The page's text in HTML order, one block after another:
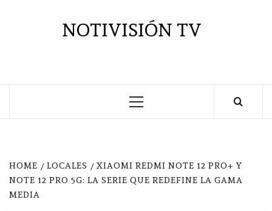
NOTIVISIÓN TV
Menú
HOME LOCALES
XIAOMI REDMI NOTE 12 PRO+ Y
NOTE 12 PRO 5G: LA SERIE QUE REDEFINE LA GAMA
MEDIA